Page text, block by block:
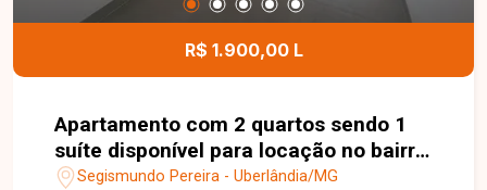
R$ 1.900,00 L
Apartamento com 2 quartos sendo 1
suíte disponível para locação no bairro
Santa Mônica em Uberlândia-MG
Segismundo Pereira - Uberlândia/MG